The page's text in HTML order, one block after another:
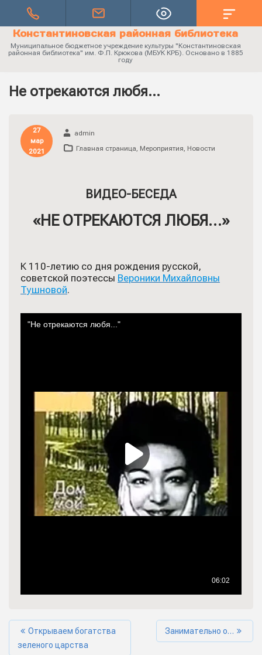
Константиновская районная библиотека
Муниципальное бюджетное учреждение культуры "Константиновская
районная библиотека" им. Ф.П. Крюкова (МБУК КРБ). Основано в 1885
году
Не отрекаются любя…
27
мар
2021
admin
Главная страница, Мероприятия, Новости
ВИДЕО-БЕСЕДА
«НЕ ОТРЕКАЮТСЯ ЛЮБЯ…»
К 110-летию со дня рождения русской,
советской поэтессы Вероники Михайловны
Тушновой.
Открываем богатства
зеленого царства
Занимательно о…